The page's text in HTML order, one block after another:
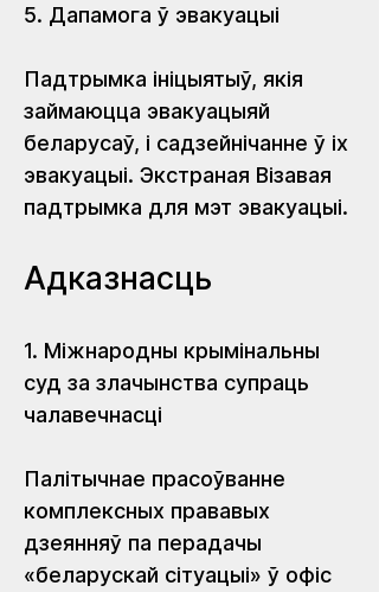
5. Дапамога ў эвакуацыі
Падтрымка ініцыятыў, якія
займаюцца эвакуацыяй
беларусаў, і садзейнічанне ў іх
эвакуацыі. Экстраная Візавая
падтрымка для мэт эвакуацыі.
Адказнасць
1. Міжнародны крымінальны
суд за злачынства супраць
чалавечнасці
Палітычнае прасоўванне
комплексных прававых
дзеянняў па перадачы
«беларускай сітуацыі» ў офіс